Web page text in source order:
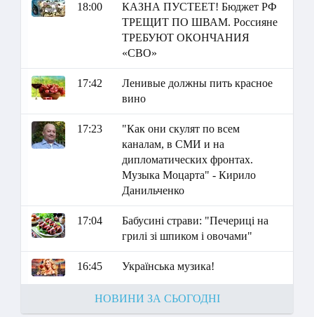
18:00
КАЗНА ПУСТЕЕТ! Бюджет РФ
ТРЕЩИТ ПО ШВАМ. Россияне
ТРЕБУЮТ ОКОНЧАНИЯ
«СВО»
17:42
Ленивые должны пить красное
вино
17:23
"Как они скулят по всем
каналам, в СМИ и на
дипломатических фронтах.
Музыка Моцарта" - Кирило
Данильченко
17:04
Бабусині страви: "Печериці на
грилі зі шпиком і овочами"
16:45 Українська музика!
НОВИНИ ЗА СЬОГОДНІ